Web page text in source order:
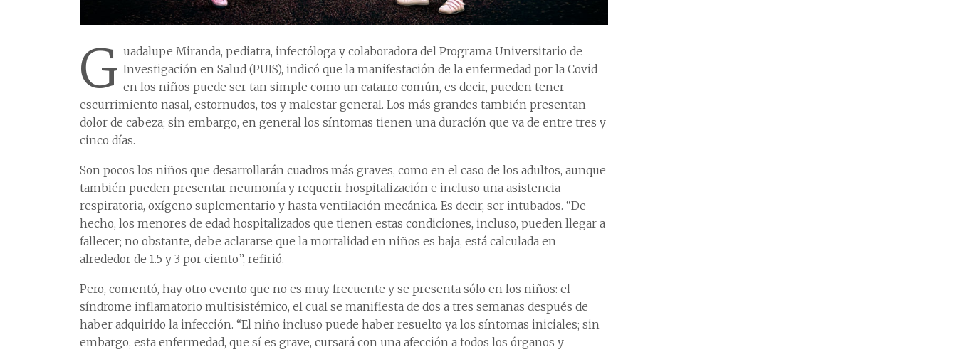
G uadalupe Miranda, pediatra, infectóloga y colaboradora del Programa Universitario de
Investigación en Salud (PUIS), indicó que la manifestación de la enfermedad por la Covid
en los niños puede ser tan simple como un catarro común, es decir, pueden tener
escurrimiento nasal, estornudos, tos y malestar general. Los más grandes también presentan
dolor de cabeza; sin embargo, en general los síntomas tienen una duración que va de entre tres y
cinco días.
Son pocos los niños que desarrollarán cuadros más graves, como en el caso de los adultos, aunque
también pueden presentar neumonía y requerir hospitalización e incluso una asistencia
respiratoria, oxígeno suplementario y hasta ventilación mecánica. Es decir, ser intubados. “De
hecho, los menores de edad hospitalizados que tienen estas condiciones, incluso, pueden llegar a
fallecer; no obstante, debe aclararse que la mortalidad en niños es baja, está calculada en
alrededor de 1.5 y 3 por ciento”, refirió.
Pero, comentó, hay otro evento que no es muy frecuente y se presenta sólo en los niños: el
síndrome inflamatorio multisistémico, el cual se manifiesta de dos a tres semanas después de
haber adquirido la infección. “El niño incluso puede haber resuelto ya los síntomas iniciales; sin
embargo, esta enfermedad, que sí es grave, cursará con una afección a todos los órganos y